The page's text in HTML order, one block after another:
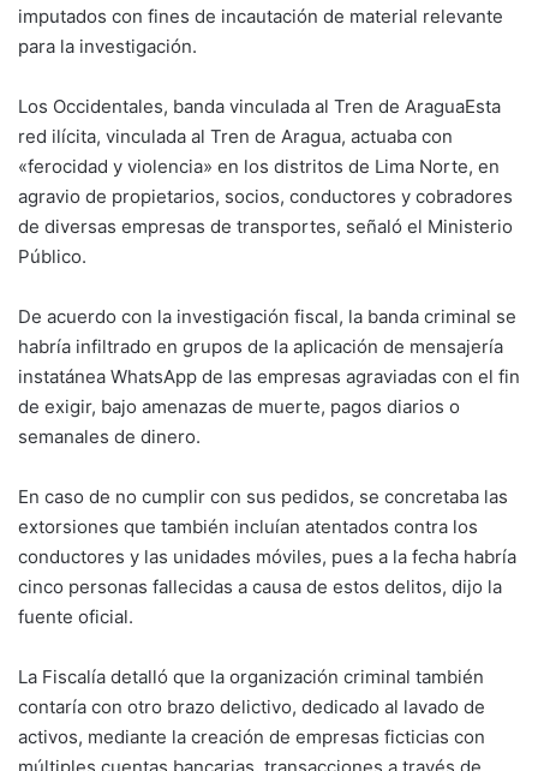
imputados con fines de incautación de material relevante
para la investigación.
Los Occidentales, banda vinculada al Tren de AraguaEsta
red ilícita, vinculada al Tren de Aragua, actuaba con
«ferocidad y violencia» en los distritos de Lima Norte, en
agravio de propietarios, socios, conductores y cobradores
de diversas empresas de transportes, señaló el Ministerio
Público.
De acuerdo con la investigación fiscal, la banda criminal se
habría infiltrado en grupos de la aplicación de mensajería
instatánea WhatsApp de las empresas agraviadas con el fin
de exigir, bajo amenazas de muerte, pagos diarios o
semanales de dinero.
En caso de no cumplir con sus pedidos, se concretaba las
extorsiones que también incluían atentados contra los
conductores y las unidades móviles, pues a la fecha habría
cinco personas fallecidas a causa de estos delitos, dijo la
fuente oficial.
La Fiscalía detalló que la organización criminal también
contaría con otro brazo delictivo, dedicado al lavado de
activos, mediante la creación de empresas ficticias con